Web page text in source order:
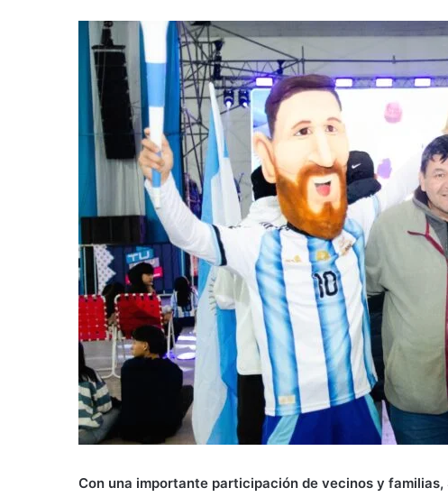
Con una importante participación de vecinos y